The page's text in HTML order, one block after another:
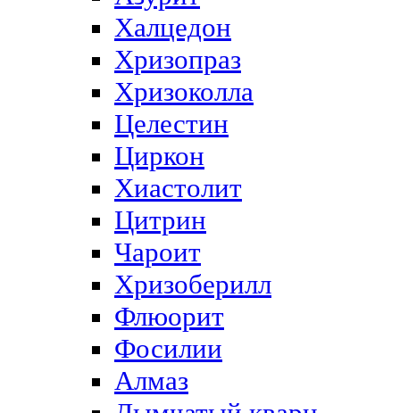
Халцедон
Хризопраз
Хризоколла
Целестин
Циркон
Хиастолит
Цитрин
Чароит
Хризоберилл
Флюорит
Фосилии
Алмаз